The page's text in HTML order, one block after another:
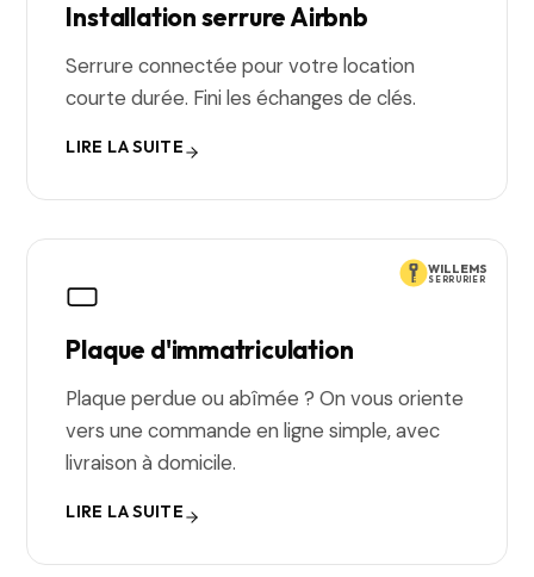
Installation serrure Airbnb
Serrure connectée pour votre location
courte durée. Fini les échanges de clés.
LIRE LA SUITE
WILLEMS
SERRURIER
Plaque d'immatriculation
Plaque perdue ou abîmée ? On vous oriente
vers une commande en ligne simple, avec
livraison à domicile.
LIRE LA SUITE